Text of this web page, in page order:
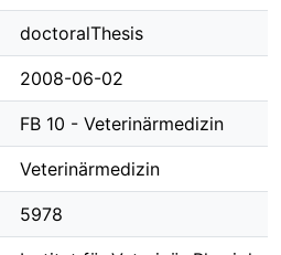
doctoralThesis
2008-06-02
FB 10 - Veterinärmedizin
Veterinärmedizin
5978